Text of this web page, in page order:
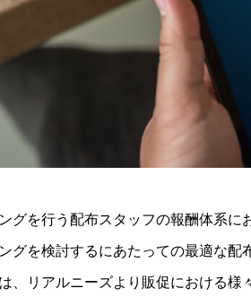
グを行う配布スタッフの報酬体系に
グを検討するにあたっての最適な配
、リアルニーズより販促における様